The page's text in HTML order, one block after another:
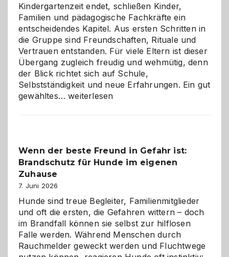
Kindergartenzeit endet, schließen Kinder,
Familien und pädagogische Fachkräfte ein
entscheidendes Kapitel. Aus ersten Schritten in
die Gruppe sind Freundschaften, Rituale und
Vertrauen entstanden. Für viele Eltern ist dieser
Übergang zugleich freudig und wehmütig, denn
der Blick richtet sich auf Schule,
Selbstständigkeit und neue Erfahrungen. Ein gut
gewähltes…Abschied
und
herzlich
weiterlesen
Wenn der beste Freund in Gefahr ist:
Brandschutz für Hunde im eigenen
Zuhause
7. Juni 2026
Hunde sind treue Begleiter, Familienmitglieder
und oft die ersten, die Gefahren wittern – doch
im Brandfall können sie selbst zur hilflosen
Falle werden. Während Menschen durch
Rauchmelder geweckt werden und Fluchtwege